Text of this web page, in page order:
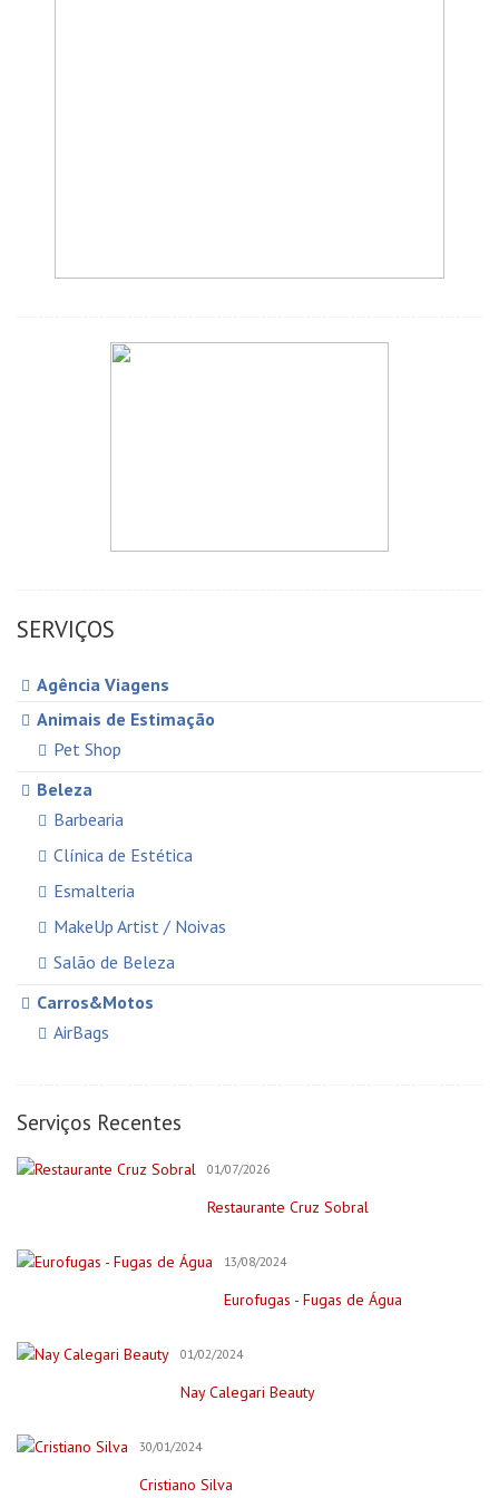
SERVIÇOS
Agência Viagens
Animais de Estimação
Pet Shop
Beleza
Barbearia
Clínica de Estética
Esmalteria
MakeUp Artist / Noivas
Salão de Beleza
Carros&Motos
AirBags
Pintores
Creche/Jardim Infância
Bolos
Decorações e Espaços
Fitness
Serviços Recentes
01/07/2026
Restaurante Cruz Sobral
13/08/2024
Eurofugas - Fugas de Água
01/02/2024
Nay Calegari Beauty
30/01/2024
Cristiano Silva